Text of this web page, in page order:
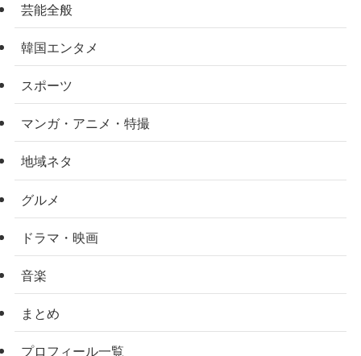
芸能全般
韓国エンタメ
スポーツ
マンガ・アニメ・特撮
地域ネタ
グルメ
ドラマ・映画
音楽
まとめ
プロフィール一覧